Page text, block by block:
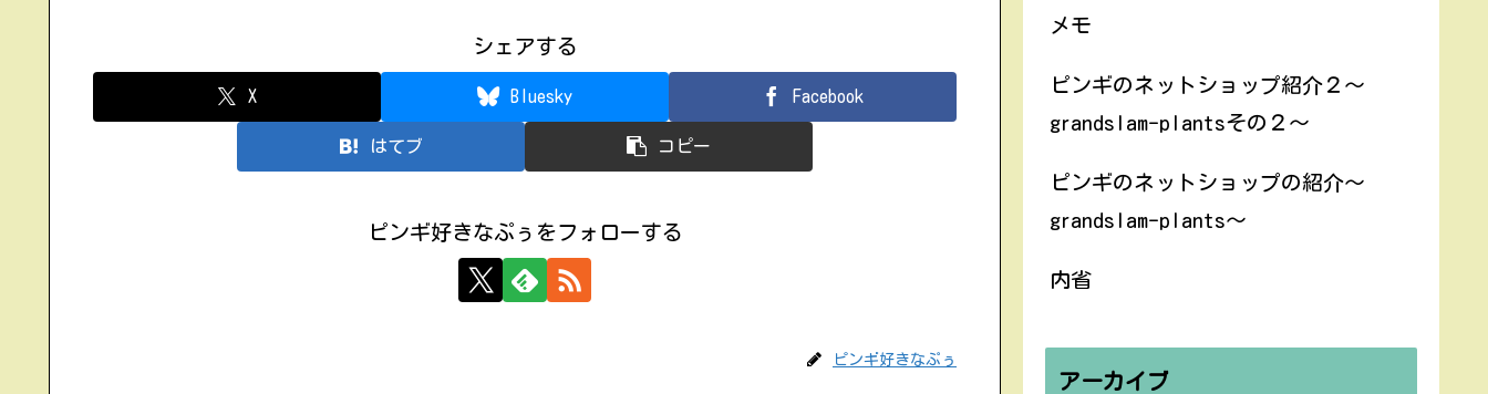
シェアする
X Bluesky Facebook
はてブ コピー
ピンギ好きなぷぅをフォローする
ピンギ好きなぷぅ
メモ
ピンギのネットショップ紹介２〜
grandslam-plantsその２〜
ピンギのネットショップの紹介〜
grandslam-plants〜
内省
アーカイブ